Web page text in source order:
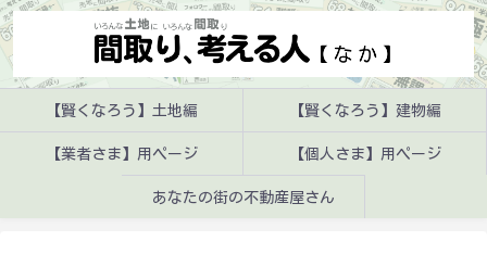
【賢くなろう】土地編 【賢くなろう】建物編
【業者さま】用ページ 【個人さま】用ページ
あなたの街の不動産屋さん